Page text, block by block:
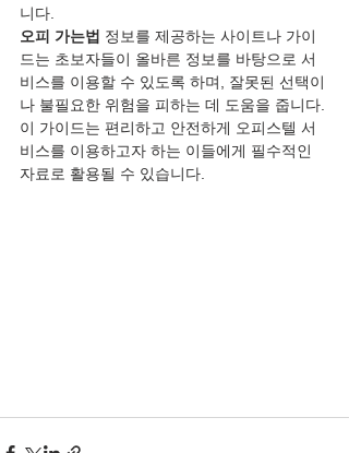
니다.
오피 가는법 정보를 제공하는 사이트나 가이
드는 초보자들이 올바른 정보를 바탕으로 서
비스를 이용할 수 있도록 하며, 잘못된 선택이
나 불필요한 위험을 피하는 데 도움을 줍니다.
이 가이드는 편리하고 안전하게 오피스텔 서
비스를 이용하고자 하는 이들에게 필수적인
자료로 활용될 수 있습니다.